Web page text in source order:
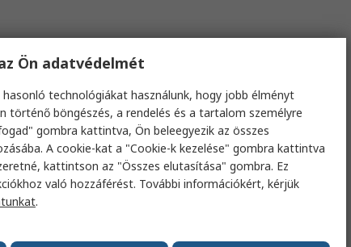
Ön adatvédelmét
technológiákat használunk, hogy jobb élményt
történő böngészés, a rendelés és a tartalom személyre
gombra kattintva, Ön beleegyezik az összes
A cookie-kat a "Cookie-k kezelése" gombra kattintva
kattintson az "Összes elutasítása" gombra. Ez
való hozzáférést. További információkért, kérjük
.